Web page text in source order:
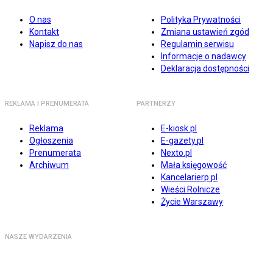
O nas
Kontakt
Napisz do nas
Polityka Prywatności
Zmiana ustawień zgód
Regulamin serwisu
Informacje o nadawcy
Deklaracja dostępności
REKLAMA I PRENUMERATA
Reklama
Ogłoszenia
Prenumerata
Archiwum
PARTNERZY
E-kiosk.pl
E-gazety.pl
Nexto.pl
Mała księgowość
Kancelarierp.pl
Wieści Rolnicze
Życie Warszawy
NASZE WYDARZENIA